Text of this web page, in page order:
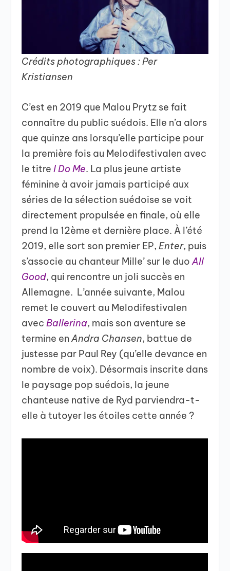
Crédits photographiques : Per
Kristiansen
C’est en 2019 que Malou Prytz se fait
connaître du public suédois. Elle n’a alors
que quinze ans lorsqu’elle participe pour
la première fois au Melodifestivalen avec
le titre I Do Me. La plus jeune artiste
féminine à avoir jamais participé aux
séries de la sélection suédoise se voit
directement propulsée en finale, où elle
prend la 12ème et dernière place. À l’été
2019, elle sort son premier EP,Enter, puis
s’associe au chanteur Mille’ sur le duoAll
Good, qui rencontre un joli succès en
Allemagne. L’année suivante, Malou
remet le couvert au Melodifestivalen
avecBallerina, mais son aventure se
termine enAndra Chansen, battue de
justesse par Paul Rey (qu’elle devance en
nombre de voix). Désormais inscrite dans
le paysage pop suédois, la jeune
chanteuse native de Ryd parviendra-t-
elle à tutoyer les étoiles cette année ?